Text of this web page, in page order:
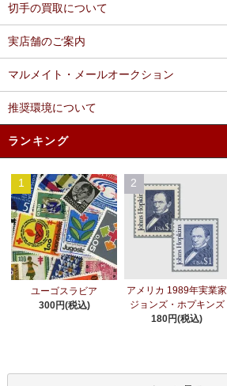
切手の買取について
実店舗のご案内
マルメイト・メールオークション
推奨環境について
ランキング
1
ユーゴスラビア
300円(税込)
2
アメリカ 1989年実業家
ジョンズ・ホプキンズ
180円(税込)